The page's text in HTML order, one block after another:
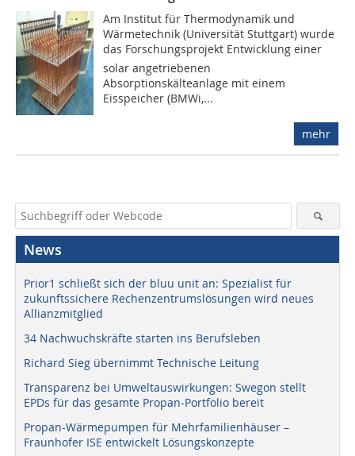
Am Institut für Thermodynamik und
Wärmetechnik (Universität Stuttgart) wurde
das Forschungsprojekt Entwicklung einer
solar angetriebenen
Absorptionskälteanlage mit einem
Eisspeicher (BMWi,...
mehr
News
Prior1 schließt sich der bluu unit an: Spezialist für
zukunftssichere Rechenzentrumslösungen wird neues
Allianzmitglied
34 Nachwuchskräfte starten ins Berufsleben
Richard Sieg übernimmt Technische Leitung
Transparenz bei Umweltauswirkungen: Swegon stellt
EPDs für das gesamte Propan-Portfolio bereit
Propan-Wärmepumpen für Mehrfamilienhäuser –
Fraunhofer ISE entwickelt Lösungskonzepte